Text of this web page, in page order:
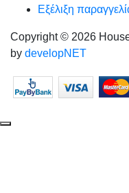
Εξέλιξη
Copyright © 2026
by developNET